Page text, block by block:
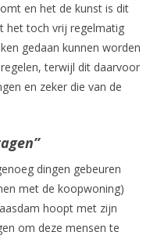
en het de kunst is dit
het toch vrij regelmatig
gedaan kunnen worden
terwijl dit daarvoor
en zeker die van de
dingen gebeuren
met de koopwoning)
hoopt met zijn
om deze mensen te